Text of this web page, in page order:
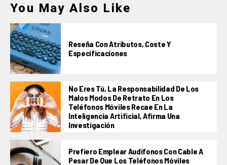
You May Also Like
Reseña Con Atributos, Coste Y
Especificaciones
No Eres Tú, La Responsabilidad De Los
Malos Modos De Retrato En Los
Teléfonos Móviles Recae En La
Inteligencia Artificial, Afirma Una
Investigación
Prefiero Emplear Audífonos Con Cable A
Pesar De Que Los Teléfonos Móviles